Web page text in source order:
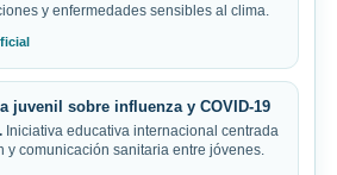
y enfermedades sensibles al clima.
juvenil sobre influenza y COVID-19
Iniciativa educativa internacional centrada
y comunicación sanitaria entre jóvenes.